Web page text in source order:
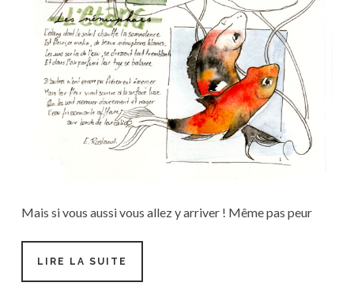
Mais si vous aussi vous allez y arriver ! Même pas peur
LIRE LA SUITE